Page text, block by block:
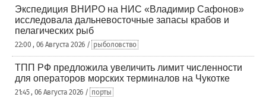
Экспедиция ВНИРО на НИС «Владимир Сафонов»
исследовала дальневосточные запасы крабов и
пелагических рыб
22:00 , 06 Августа 2026 / рыболовство
ТПП РФ предложила увеличить лимит численности
для операторов морских терминалов на Чукотке
21:45 , 06 Августа 2026 / порты